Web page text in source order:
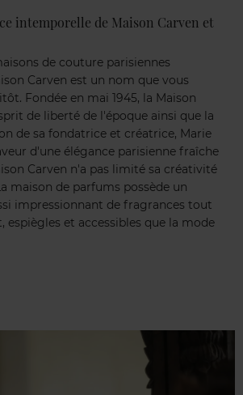
intemporelle de Maison Carven et
de couture parisiennes
Carven est un nom que vous
Fondée en mai 1945, la Maison
de liberté de l'époque ainsi que la
de sa fondatrice et créatrice, Marie
d'une élégance parisienne fraîche
Carven n'a pas limité sa créativité
maison de parfums possède un
impressionnant de fragrances tout
espiègles et accessibles que la mode